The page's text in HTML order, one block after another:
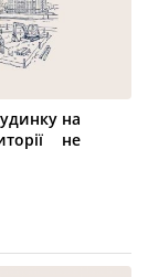
на
не